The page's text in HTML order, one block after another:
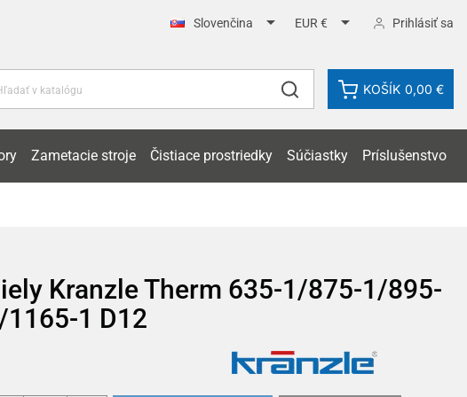
Slovenčina  EUR €  Prihlásiť sa
KOŠÍK 0,00 €
Zametacie stroje Čistiace prostriedky Súčiastky Príslušenstvo
Kranzle Therm 635-1/875-1/895-
1165-1 D12